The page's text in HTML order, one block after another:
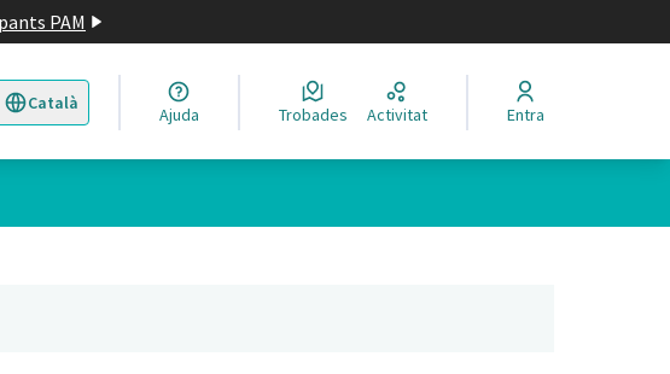
PAM
Català
Triar la llengua Elegir el idioma
Ajuda Trobades Activitat Entra